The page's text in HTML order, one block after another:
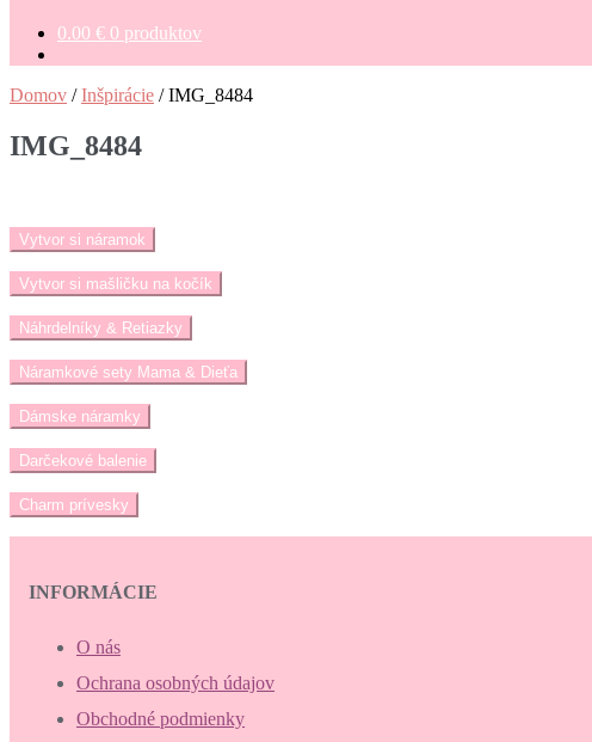
0.00 € 0 produktov
Domov /Inšpirácie /IMG_8484
IMG_8484
Vytvor si náramok
Vytvor si mašličku na kočík
Náhrdelníky & Retiazky
Náramkové sety Mama & Dieťa
Dámske náramky
Darčekové balenie
Charm prívesky
INFORMÁCIE
O nás
Ochrana osobných údajov
Obchodné podmienky